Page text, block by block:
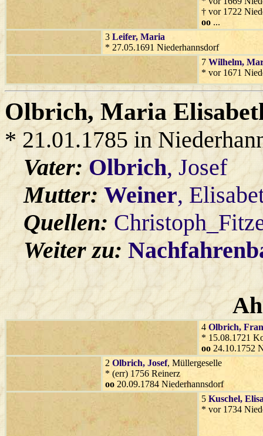
† vor 1722
oo ...
3 Leifer, Maria
* 27.05.1691 Niederhannsdorf
7 Wilhelm,
* vor 1671
Olbrich, Maria
* 21.01.1785 in
Vater:Olbrich, Josef
Mutter:Weiner,
Quellen:
Weiter zu:
4 Olbrich,
* 15.08.1721
oo 24.10.1752
2 Olbrich, Josef, Müllergeselle
* (err) 1756 Reinerz
oo 20.09.1784 Niederhannsdorf
5 Kuschel,
* vor 1734